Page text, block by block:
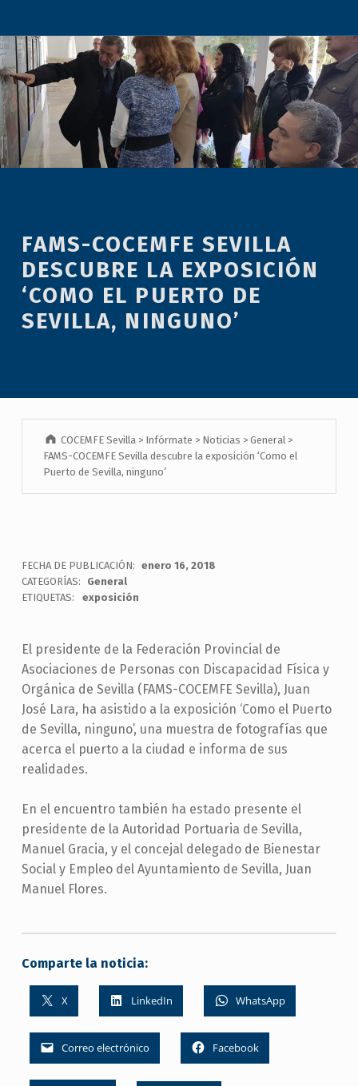
FAMS-COCEMFE SEVILLA
DESCUBRE LA EXPOSICIÓN
‘COMO EL PUERTO DE
SEVILLA, NINGUNO’
COCEMFE Sevilla > Infórmate > Noticias >General >
FAMS-COCEMFE Sevilla descubre la exposición ‘Como el
Puerto de Sevilla, ninguno’
FECHA DE PUBLICACIÓN: enero 16, 2018
CATEGORÍAS:
General
ETIQUETAS:
exposición
El presidente de la Federación Provincial de
Asociaciones de Personas con Discapacidad Física y
Orgánica de Sevilla (FAMS-COCEMFE Sevilla), Juan
José Lara, ha asistido a la exposición ‘Como el Puerto
de Sevilla, ninguno’, una muestra de fotografías que
acerca el puerto a la ciudad e informa de sus
realidades.
En el encuentro también ha estado presente el
presidente de la Autoridad Portuaria de Sevilla,
Manuel Gracia, y el concejal delegado de Bienestar
Social y Empleo del Ayuntamiento de Sevilla, Juan
Manuel Flores.
Comparte la noticia:
X LinkedIn WhatsApp
Correo electrónico Facebook